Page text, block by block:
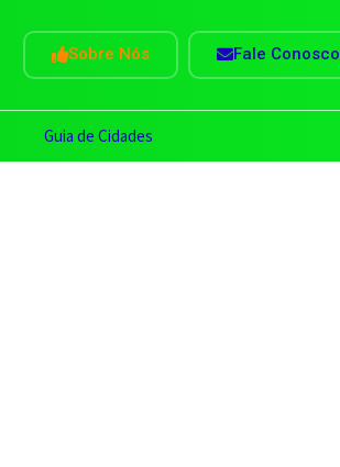
Sobre Nós Fale Conosco
Guia de Cidades